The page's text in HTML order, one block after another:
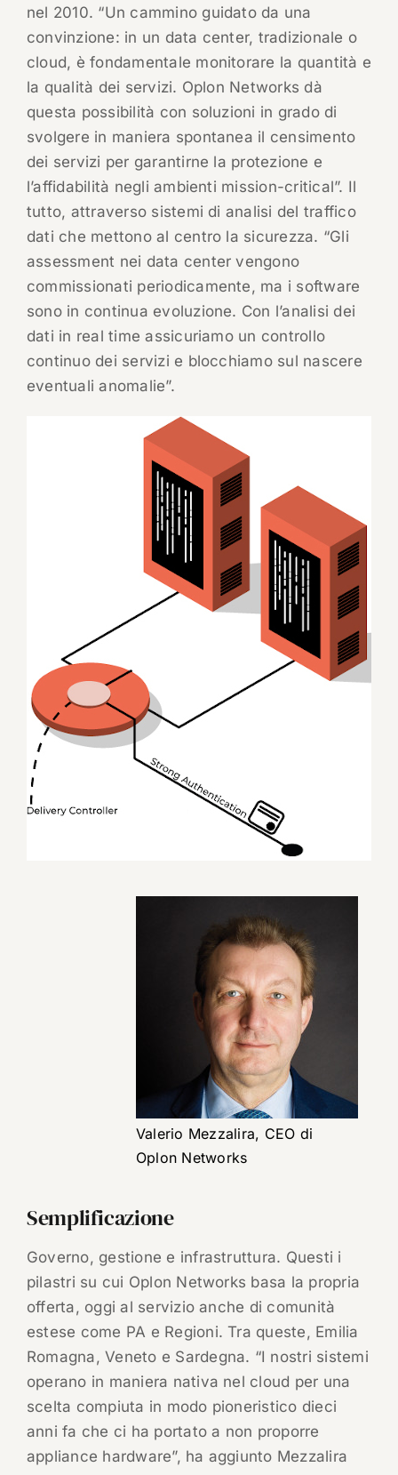
nel 2010. “Un cammino guidato da una
convinzione: in un data center, tradizionale o
cloud, è fondamentale monitorare la quantità e
la qualità dei servizi. Oplon Networks dà
questa possibilità con soluzioni in grado di
svolgere in maniera spontanea il censimento
dei servizi per garantirne la protezione e
l’affidabilità negli ambienti mission-critical”. Il
tutto, attraverso sistemi di analisi del traffico
dati che mettono al centro la sicurezza. “Gli
assessment nei data center vengono
commissionati periodicamente, ma i software
sono in continua evoluzione. Con l’analisi dei
dati in real time assicuriamo un controllo
continuo dei servizi e blocchiamo sul nascere
eventuali anomalie”.
Valerio Mezzalira, CEO di
Oplon Networks
Semplificazione
Governo, gestione e infrastruttura. Questi i
pilastri su cui Oplon Networks basa la propria
offerta, oggi al servizio anche di comunità
estese come PA e Regioni. Tra queste, Emilia
Romagna, Veneto e Sardegna. “I nostri sistemi
operano in maniera nativa nel cloud per una
scelta compiuta in modo pioneristico dieci
anni fa che ci ha portato a non proporre
appliance hardware”, ha aggiunto Mezzalira